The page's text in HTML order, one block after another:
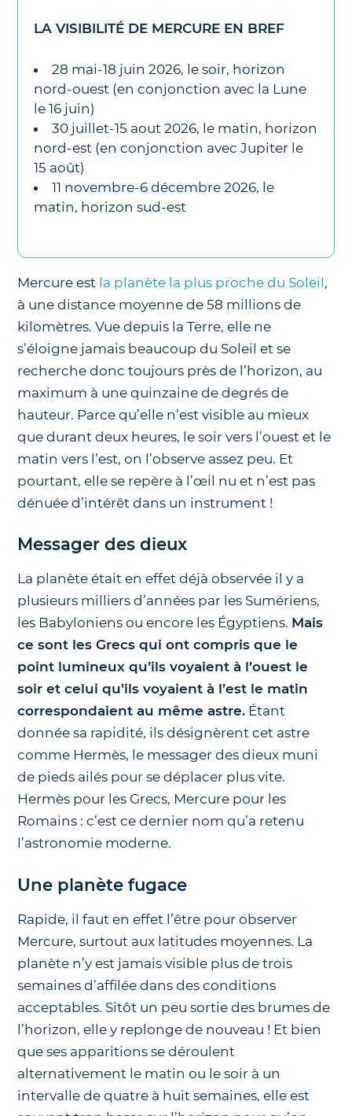
LA VISIBILITÉ DE MERCURE EN BREF
28 mai-18 juin 2026, le soir, horizon
nord-ouest (en conjonction avec la Lune
le 16 juin)
30 juillet-15 aout 2026, le matin, horizon
nord-est (en conjonction avec Jupiter le
15 août)
11 novembre-6 décembre 2026, le
matin, horizon sud-est
Mercure est la planète la plus proche du Soleil,
à une distance moyenne de 58 millions de
kilomètres. Vue depuis la Terre, elle ne
s’éloigne jamais beaucoup du Soleil et se
recherche donc toujours près de l’horizon, au
maximum à une quinzaine de degrés de
hauteur. Parce qu’elle n’est visible au mieux
que durant deux heures, le soir vers l’ouest et le
matin vers l’est, on l’observe assez peu. Et
pourtant, elle se repère à l’œil nu et n’est pas
dénuée d’intérêt dans un instrument !
Messager des dieux
La planète était en effet déjà observée il y a
plusieurs milliers d’années par les Sumériens,
les Babyloniens ou encore les Égyptiens. Mais
ce sont les Grecs qui ont compris que le
point lumineux qu’ils voyaient à l’ouest le
soir et celui qu’ils voyaient à l’est le matin
correspondaient au même astre. Étant
donnée sa rapidité, ils désignèrent cet astre
comme Hermès, le messager des dieux muni
de pieds ailés pour se déplacer plus vite.
Hermès pour les Grecs, Mercure pour les
Romains : c’est ce dernier nom qu’a retenu
l’astronomie moderne.
Une planète fugace
Rapide, il faut en effet l’être pour observer
Mercure, surtout aux latitudes moyennes. La
planète n’y est jamais visible plus de trois
semaines d’affilée dans des conditions
acceptables. Sitôt un peu sortie des brumes de
l’horizon, elle y replonge de nouveau ! Et bien
que ses apparitions se déroulent
alternativement le matin ou le soir à un
intervalle de quatre à huit semaines, elle est